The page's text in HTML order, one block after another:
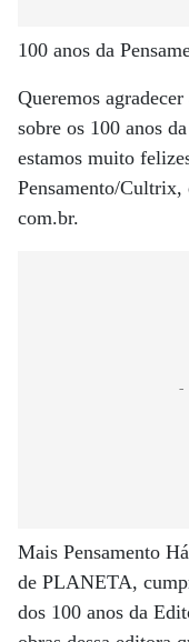
100 anos da
Queremos
sobre os 100 anos
estamos muito
Pensamento/
com.br.
Mais Pensamento
de PLANETA,
dos 100 anos da